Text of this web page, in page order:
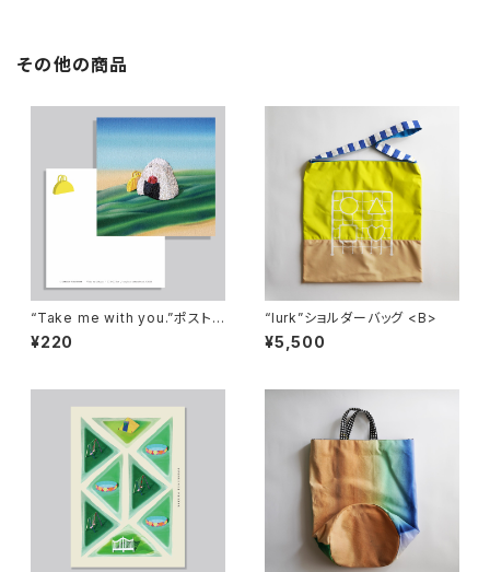
その他の商品
“Take me with you.”ポストカ
ード
¥220
“lurk”ショルダーバッグ <B>
¥5,500